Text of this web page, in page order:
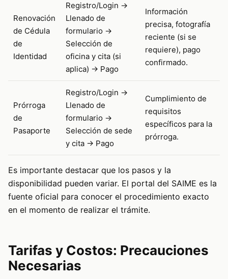
Renovación
de Cédula
de
Identidad
Registro/Login ->
Llenado de
formulario ->
Selección de
oficina y cita (si
aplica) -> Pago
Información
precisa, fotografía
reciente (si se
requiere), pago
confirmado.
Prórroga
de
Pasaporte
Registro/Login ->
Llenado de
formulario ->
Selección de sede
y cita -> Pago
Cumplimiento de
requisitos
específicos para la
prórroga.
Es importante destacar que los pasos y la
disponibilidad pueden variar. El portal del SAIME es la
fuente oficial para conocer el procedimiento exacto
en el momento de realizar el trámite.
Tarifas y Costos: Precauciones
Necesarias